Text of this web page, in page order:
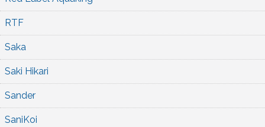
RTF
Saka
Saki Hikari
Sander
SaniKoi